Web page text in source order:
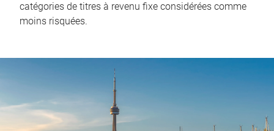
catégories de titres à revenu fixe considérées comme
moins risquées.